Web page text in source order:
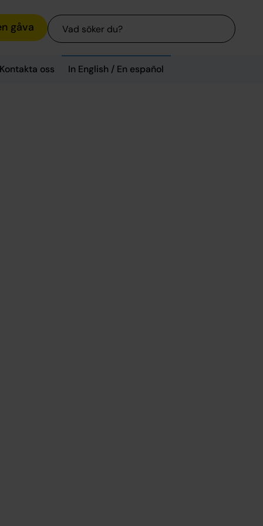
gåva Sök
Kontakta oss In English / En español